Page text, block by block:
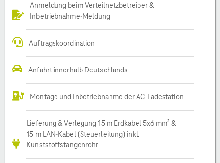
Anmeldung beim Verteilnetzbetreiber &
Inbetriebnahme-Meldung
Auftragskoordination
Anfahrt innerhalb Deutschlands
Montage und Inbetriebnahme der AC Ladestation
Lieferung & Verlegung 15 m Erdkabel 5x6 mm² &
15 m LAN-Kabel (Steuerleitung) inkl.
Kunststoffstangenrohr